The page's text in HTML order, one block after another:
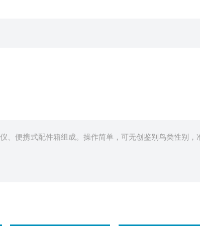
、便携式配件箱组成。操作简单，可无创鉴别鸟类性别，